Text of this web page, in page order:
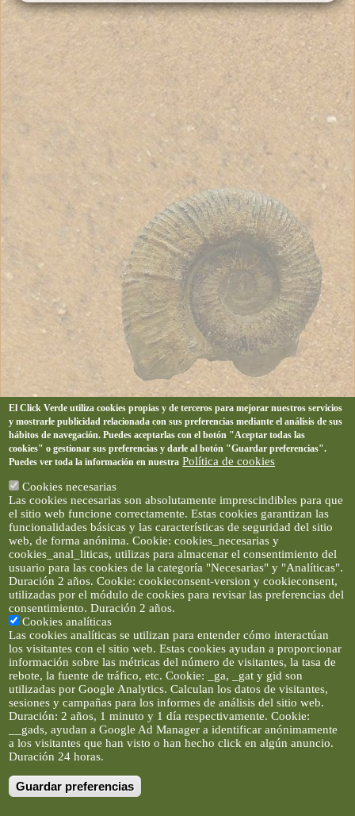
Artículos e imágenes son propiedad de elclickverde ©. No se
permite la difusión de los textos ni imágenes sin permiso de
El Click Verde utiliza cookies propias y de terceros para mejorar nuestros servicios
y mostrarle publicidad relacionada con sus preferencias mediante el análisis de sus
hábitos de navegación. Puedes aceptarlas con el botón "Aceptar todas las
cookies" o gestionar sus preferencias y darle al botón "Guardar preferencias".
Puedes ver toda la información en nuestra Política de cookies
Cookies necesarias
Las cookies necesarias son absolutamente imprescindibles para que
el sitio web funcione correctamente. Estas cookies garantizan las
funcionalidades básicas y las características de seguridad del sitio
web, de forma anónima. Cookie: cookies_necesarias y
cookies_anal_liticas, utilizas para almacenar el consentimiento del
usuario para las cookies de la categoría "Necesarias" y "Analíticas".
Duración 2 años. Cookie: cookieconsent-version y cookieconsent,
utilizadas por el módulo de cookies para revisar las preferencias del
consentimiento. Duración 2 años.
Cookies analíticas
Las cookies analíticas se utilizan para entender cómo interactúan
los visitantes con el sitio web. Estas cookies ayudan a proporcionar
información sobre las métricas del número de visitantes, la tasa de
rebote, la fuente de tráfico, etc. Cookie: _ga, _gat y gid son
utilizadas por Google Analytics. Calculan los datos de visitantes,
sesiones y campañas para los informes de análisis del sitio web.
Duración: 2 años, 1 minuto y 1 día respectivamente. Cookie:
__gads, ayudan a Google Ad Manager a identificar anónimamente
a los visitantes que han visto o han hecho click en algún anuncio.
Duración 24 horas.
Guardar preferencias